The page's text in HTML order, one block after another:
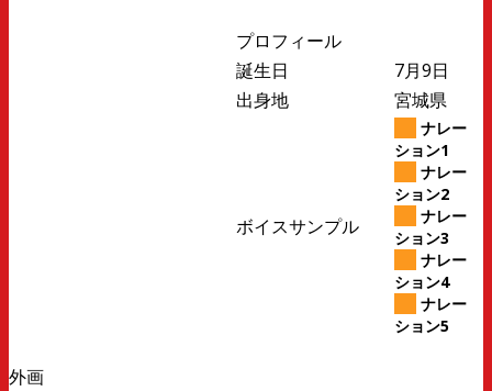
プロフィール
誕生日
7月9日
出身地
宮城県
ボイスサンプル
ナレー
ション1
ナレー
ション2
ナレー
ション3
ナレー
ション4
ナレー
ション5
外画